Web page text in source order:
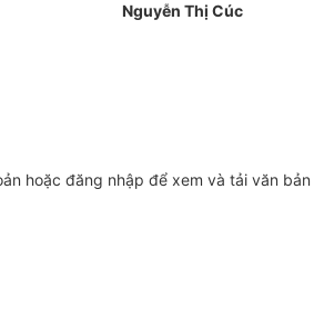
Nguyễn Thị Cúc
hoặc đăng nhập để xem và tải văn bản